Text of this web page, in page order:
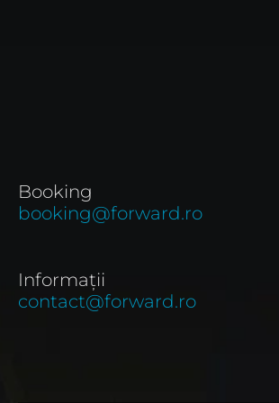
Booking
booking@forward.ro
Informații
contact@forward.ro